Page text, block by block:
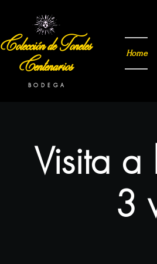
Visita
3
Colección de Toneles
Centenarios Home
B O D E G A